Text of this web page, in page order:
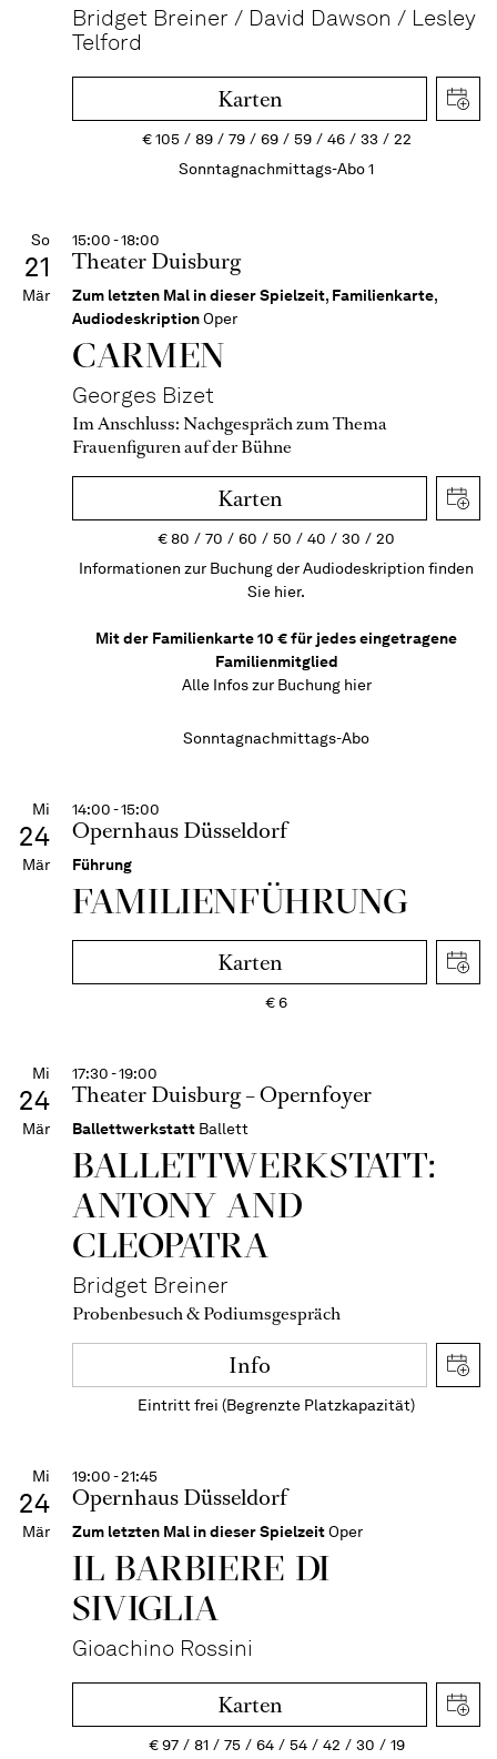
Bridget Breiner / David Dawson / Lesley
Telford
Karten
€105 89 79 69 59 46 33
22
Sonntagnachmittags-Abo 1
So
21
Mär
15:00 - 18:00
Theater Duisburg
Zum letzten Mal in dieser Spielzeit, Familienkarte,
AudiodeskriptionOper
CARMEN
Georges Bizet
Im Anschluss:Nachgespräch zum Thema
Frauenfiguren auf der Bühne
Karten
€80 70 60 50 40 30
20
Informationen zur Buchung der Audiodeskription finden
Sie hier.
Mit der Familienkarte 10 € für jedes eingetragene
Familienmitglied
Alle Infos zur Buchung hier
Sonntagnachmittags-Abo
Mi
24
Mär
14:00 - 15:00
Opernhaus Düsseldorf
Führung
FAMI­LIEN­FÜH­RUNG
Karten
€6
Mi
24
Mär
17:30 - 19:00
Theater Duisburg – Opernfoyer
Ballettwerkstatt Ballett
BALLETT­WERKSTATT:
ANTONY AND
CLEOPATRA
Bridget Breiner
Probenbesuch & Podiumsgespräch
Info
Eintritt frei (Begrenzte Platzkapazität)
Mi
24
Mär
19:00 - 21:45
Opernhaus Düsseldorf
Zum letzten Mal in dieser SpielzeitOper
IL BARBIERE DI
SIVIGLIA
Gioachino Rossini
Karten
€97 81 75 64 54 42 30 19